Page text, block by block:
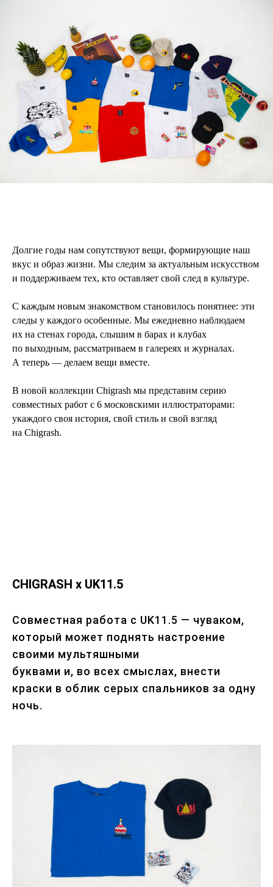
Долгие годы нам сопутствуют вещи, формирующие наш
вкус и образ жизни. Мы следим за актуальным искусством
и поддерживаем тех, кто оставляет свой след в культуре.
С каждым новым знакомством становилось понятнее: эти
следы у каждого особенные. Мы ежедневно наблюдаем
их на стенах города, слышим в барах и клубах
по выходным, рассматриваем в галереях и журналах.
А теперь — делаем вещи вместе.
В новой коллекции Chigrash мы представим серию
совместных работ с 6 московскими иллюстраторами:
укаждого своя история, свой стиль и свой взгляд
на Chigrash.
CHIGRASH x UK11.5
Совместная работа с UK11.5 — чуваком,
который может поднять настроение
своими мультяшными
буквами и, во всех смыслах, внести
краски в облик серых спальников за одну
ночь.